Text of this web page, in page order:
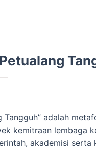
Tangguh” adalah
kemitraan lembaga
akademisi serta